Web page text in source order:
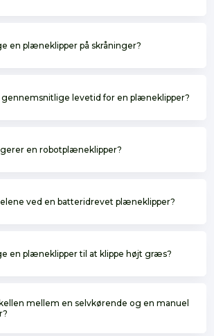
en plæneklipper på skråninger?
gennemsnitlige levetid for en plæneklipper?
en robotplæneklipper?
ved en batteridrevet plæneklipper?
en plæneklipper til at klippe højt græs?
mellem en selvkørende og en manuel